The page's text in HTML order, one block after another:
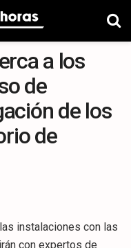
a los
de
de los
de
instalaciones con las
con expertos de